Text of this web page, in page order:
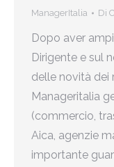
ManagerItalia Di
Dopo aver
Dirigente e sul
delle novità dei
Manageritalia
(commercio,
Aica, agenzie
importante